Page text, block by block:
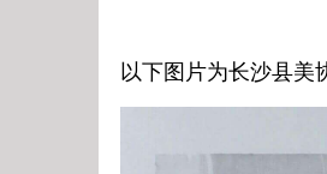
以下图片为长沙县美